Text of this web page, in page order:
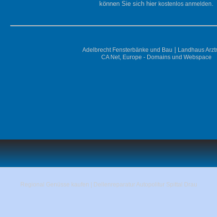
können Sie sich hier kostenlos anmelden
Adelbrecht Fensterbänke und Bau
Landhaus
CA Net, Europe - Domains und Webspace
Regional Genüsse kaufen Dellenreparatur Autopolitur Spittal Drau